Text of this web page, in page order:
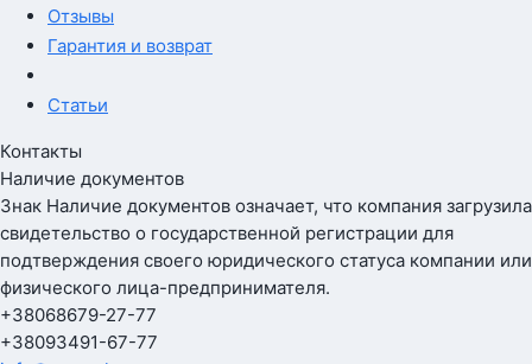
Отзывы
Гарантия и возврат
Статьи
Контакты
Наличие документов
Знак Наличие документов означает, что компания загрузила
свидетельство о государственной регистрации для
подтверждения своего юридического статуса компании или
физического лица-предпринимателя.
+38068679-27-77
+38093491-67-77